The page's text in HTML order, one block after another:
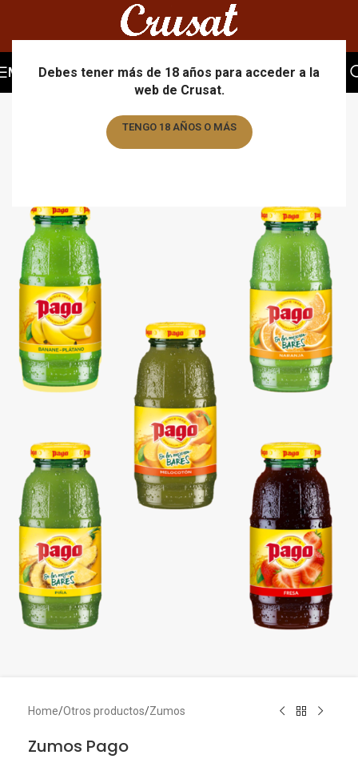
Debes tener más de 18 años para acceder a la
web de Crusat.
TENGO 18 AÑOS O MÁS
MENU
Home/Otros productos/Zumos
Zumos Pago